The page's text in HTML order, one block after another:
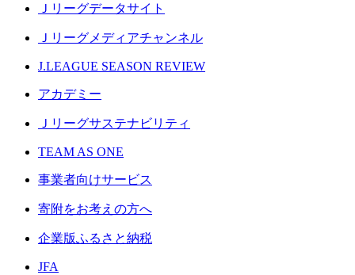
Ｊリーグデータサイト
Ｊリーグメディアチャンネル
J.LEAGUE SEASON REVIEW
アカデミー
Ｊリーグサステナビリティ
TEAM AS ONE
事業者向けサービス
寄附をお考えの方へ
企業版ふるさと納税
JFA